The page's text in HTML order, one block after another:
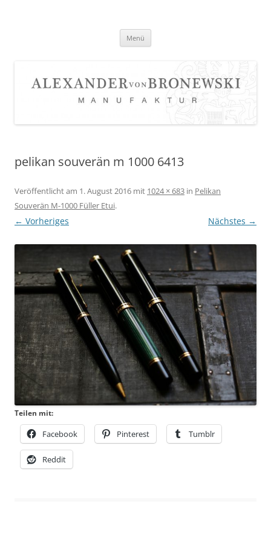
Menü
pelikan souverän m 1000 6413
Veröffentlicht am 1. August 2016 mit 1024 × 683 in Pelikan
Souverän M-1000 Füller Etui.
← Vorheriges Nächstes →
Teilen mit:
Facebook Pinterest Tumblr
Reddit